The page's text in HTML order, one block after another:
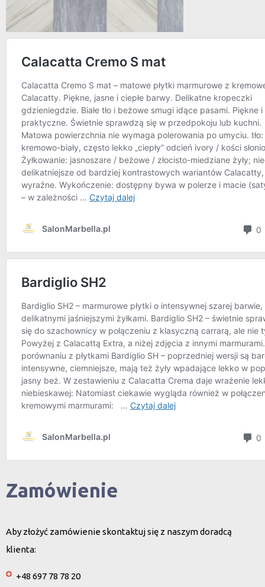
Zamówienie
Aby złożyć zamówienie skontaktuj się z naszym doradcą
klienta:
+48 697 78 78 20